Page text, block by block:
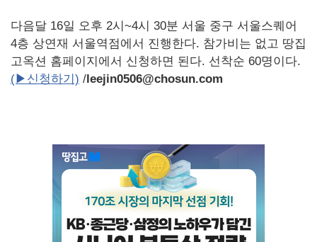
다음달 16일 오후 2시~4시 30분 서울 중구 서울스퀘어
4층 상연재 서울역점에서 진행한다. 참가비는 없고 땅집
고옥션 홈페이지에서 신청하면 된다. 선착순 60명이다.
(▶신청하기) / leejin0506@chosun.com